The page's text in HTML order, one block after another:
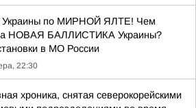
по МИРНОЙ ЯЛТЕ! Чем
НОВАЯ БАЛЛИСТИКА Украины?
в МО России
22:30
хроника, снятая северокорейскими